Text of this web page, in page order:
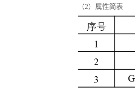
（2）属性简表